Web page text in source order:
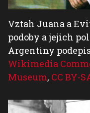
Vztah Juana a
podoby a jejich
Argentiny
Wikimedia
Museum, CC BY-